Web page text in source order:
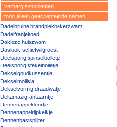
verberg synoniemen
toon alleen geaccepteerde namen
Dadelbruine brandplekbekerzwam
Dadelfranjehoed
Dakloze huiszwam
Daslook-schietwilgroest
Deelsporig spinselbolletje
Deelsporig stekelbolletje
Dekselgoudkussentje
Dekselmollisia
Dekselvormig draadwatje
Deltamazig lantaarntje
Dennenappeldeurtje
Dennenappelrijpkelkje
Dennenbastsplijter